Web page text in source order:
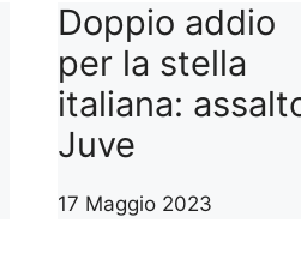
Doppio addio
per la stella
italiana:
Juve
17 Maggio 2023